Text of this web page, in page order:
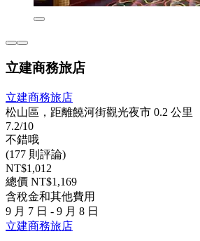
立建商務旅店
立建商務旅店
松山區，距離饒河街觀光夜市 0.2 公里
7.2/10
不錯哦
(177 則評論)
NT$1,012
總價 NT$1,169
含稅金和其他費用
9 月 7 日 - 9 月 8 日
立建商務旅店